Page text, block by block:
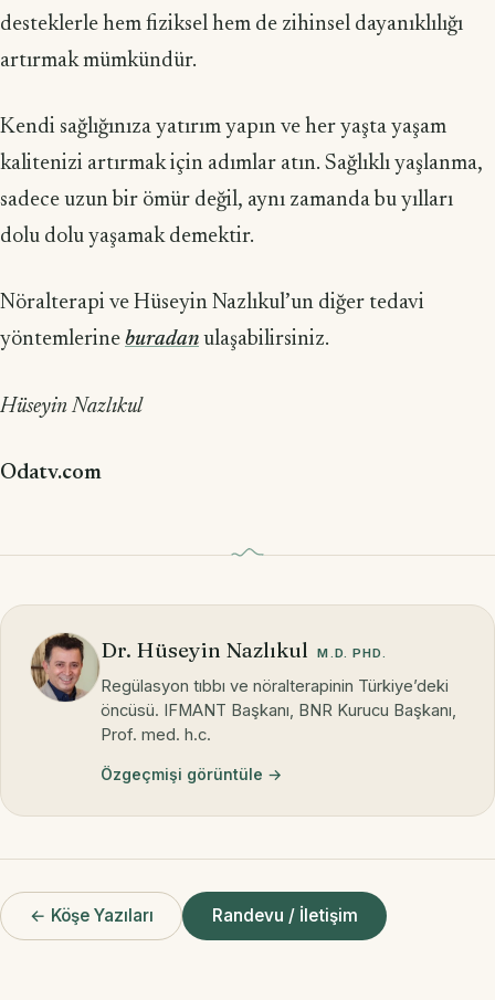
desteklerle hem fiziksel hem de zihinsel dayanıklılığı
artırmak mümkündür.
Kendi sağlığınıza yatırım yapın ve her yaşta yaşam
kalitenizi artırmak için adımlar atın. Sağlıklı yaşlanma,
sadece uzun bir ömür değil, aynı zamanda bu yılları
dolu dolu yaşamak demektir.
Nöralterapi ve Hüseyin Nazlıkul’un diğer tedavi
yöntemlerine buradan ulaşabilirsiniz.
Hüseyin Nazlıkul
Odatv.com
Dr. Hüseyin Nazlıkul M.D. PHD.
Regülasyon tıbbı ve nöralterapinin Türkiye’deki
öncüsü. IFMANT Başkanı, BNR Kurucu Başkanı,
Prof. med. h.c.
Özgeçmişi görüntüle →
← Köşe Yazıları Randevu / İletişim